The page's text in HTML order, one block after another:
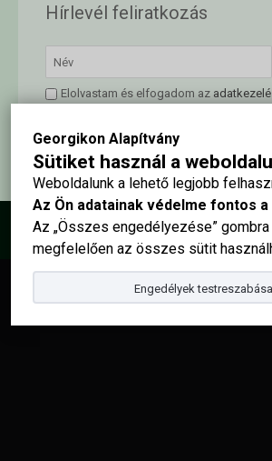
Georgikon Alapítvány
Sütiket használ a
Weboldalunk a lehető legjobb
Az Ön adatainak védelme fontos
Az „Összes engedélyezése”
megfelelően az összes sütit
Engedélyek testreszabása
Hírlevél feliratkozás
Elolvastam és elfogadom az
© 2025 - Georgikon Alapítvány | site by